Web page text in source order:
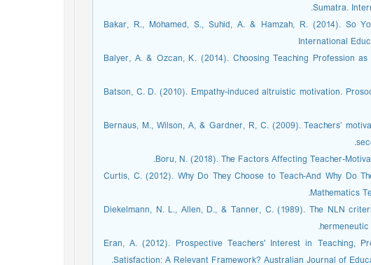
Sumatra.
Bakar, R., Mohamed, S., Suhid, A. & Hamzah, R. (2014). So
International
Balyer, A. & Ozcan, K. (2014). Choosing Teaching Profession
Batson, C. D. (2010). Empathy-induced altruistic motivation.
Bernaus, M., Wilson, A, & Gardner, R, C. (2009). Teachers’
Boru, N. (2018). The Factors Affecting Teacher-
Curtis, C. (2012). Why Do They Choose to Teach-And Why Do
Mathematics
Diekelmann, N. L., Allen, D., & Tanner, C. (1989). The NLN
Eran, A. (2012). Prospective Teachers' Interest in Teaching,
Satisfaction: A Relevant Framework? Australian Journal of